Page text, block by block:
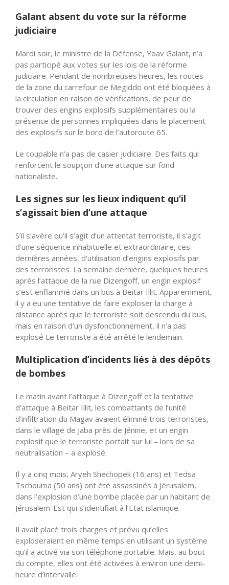
Galant absent du vote sur la réforme
judiciaire
Mardi soir, le ministre de la Défense, Yoav Galant, n’a
pas participé aux votes sur les lois de la réforme
judiciaire. Pendant de nombreuses heures, les routes
de la zone du carrefour de Megiddo ont été bloquées à
la circulation en raison de vérifications, de peur de
trouver des engins explosifs supplémentaires ou la
présence de personnes impliquées dans le placement
des explosifs sur le bord de l’autoroute 65.
Le coupable n’a pas de casier judiciaire. Des faits qui
renforcent le soupçon d’une attaque sur fond
nationaliste.
Les signes sur les lieux indiquent qu’il
s’agissait bien d’une attaque
S’il s’avère qu’il s’agit d’un attentat terroriste, il s’agit
d’une séquence inhabituelle et extraordinaire, ces
dernières années, d’utilisation d’engins explosifs par
des terroristes. La semaine dernière, quelques heures
après l’attaque de la rue Dizengoff, un engin explosif
s’est enflammé dans un bus à Beitar Illit. Apparemment,
il y a eu une tentative de faire exploser la charge à
distance après que le terroriste soit descendu du bus,
mais en raison d’un dysfonctionnement, il n’a pas
explosé Le terroriste a été arrêté le lendemain.
Multiplication d’incidents liés à des dépôts
de bombes
Le matin avant l’attaque à Dizengoff et la tentative
d’attaque à Beitar Illit, les combattants de l’unité
d’infiltration du Magav avaient éliminé trois terroristes,
dans le village de Jaba près de Jénine, et un engin
explosif que le terroriste portait sur lui – lors de sa
neutralisation – a explosé.
Il y a cinq mois, Aryeh Shechopek (16 ans) et Tedsa
Tschouma (50 ans) ont été assassinés à Jérusalem,
dans l’explosion d’une bombe placée par un habitant de
Jérusalem-Est qui s’identifiait à l’Etat islamique.
Il avait placé trois charges et prévu qu’elles
exploseraient en même temps en utilisant un système
qu’il a activé via son téléphone portable. Mais, au bout
du compte, elles ont été activées à environ une demi-
heure d’intervalle.